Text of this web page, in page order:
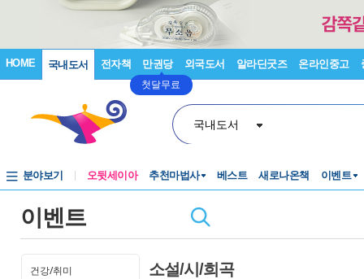
HOME 국내도서 전자책 만권당
첫달무료
외국도서 알라딘굿즈 온라인중고
국내도서
분야보기 오뒷세이아 추천마법사 베스트 새로나온책 이벤트
이벤트
건강/취미
소설/시/희곡